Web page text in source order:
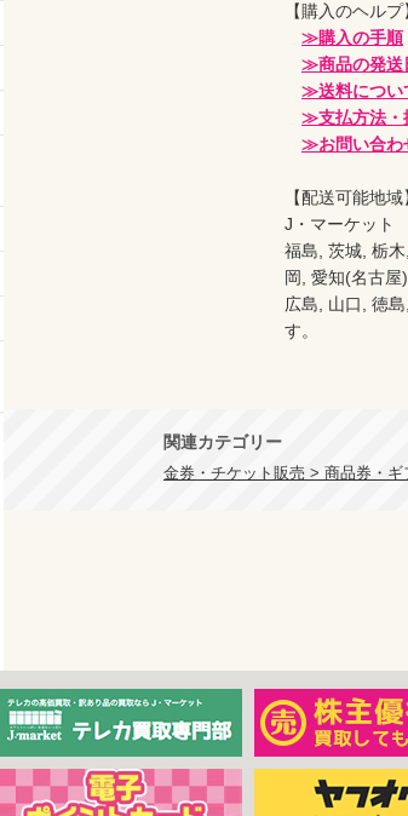
【購入のヘルプ
≫購入の手順
≫商品の発送
≫送料につい
≫支払方法・
≫お問い合わ
【配送可能地域
J・マーケット
福島, 茨城, 栃
岡, 愛知(名古
広島, 山口, 徳
す。
関連カテゴリー
金券・チケット販売 > 商品券・